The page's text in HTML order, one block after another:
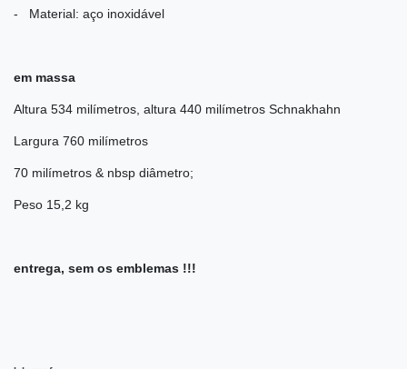
- Material: aço inoxidável
em massa
Altura 534 milímetros, altura 440 milímetros Schnakhahn
Largura 760 milímetros
70 milímetros & nbsp diâmetro;
Peso 15,2 kg
entrega, sem os emblemas !!!